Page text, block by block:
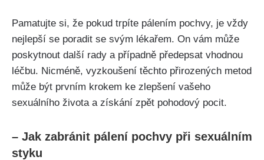
Pamatujte si, že‌ pokud ⁢trpíte pálením ⁣pochvy, je vždy
nejlepší‌ se poradit se svým​ lékařem. On ⁤vám může
poskytnout⁣ další⁣ rady a případně ‌předepsat vhodnou
léčbu. ​Nicméně, vyzkoušení ⁢těchto‍ přirozených metod
⁢může být prvním‌ krokem ​ke zlepšení⁢ vašeho
⁤sexuálního‌ života a⁣ získání zpět pohodový pocit.
– Jak zabránit pálení⁣ pochvy při⁤ sexuálním
styku